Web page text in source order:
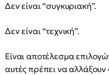
Δεν είναι “συγκυριακή”.
Δεν είναι “τεχνική”.
Είναι αποτέλεσμα
αυτές πρέπει να